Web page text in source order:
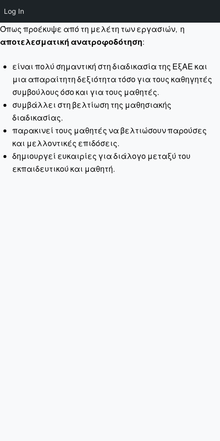
Log In
Όπως προέκυψε από τη μελέτη των εργασιών, η
αποτελεσματική ανατροφοδότηση:
είναι πολύ σημαντική στη διαδικασία της ΕξΑΕ και
μια απαραίτητη δεξιότητα τόσο για τους καθηγητές
συμβούλους όσο και για τους μαθητές.
συμβάλλει στη βελτίωση της μαθησιακής
διαδικασίας.
παρακινεί τους μαθητές να βελτιώσουν παρούσες
και μελλοντικές επιδόσεις.
δημιουργεί ευκαιρίες για διάλογο μεταξύ του
εκπαιδευτικού και μαθητή.